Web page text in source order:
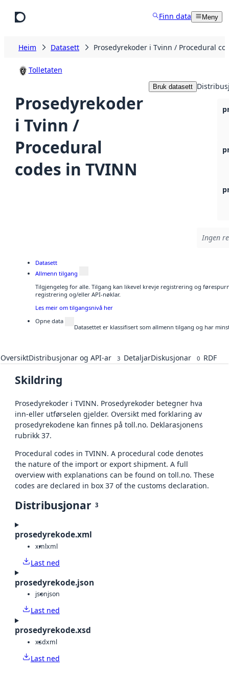
Finn data Meny
Heim Datasett Prosedyrekoder i Tvinn / Procedural
Tolletaten
Prosedyrekoder
i Tvinn /
Procedural
codes in TVINN
Bruk datasett
Ingen
Datasett
Allmenn tilgang
Tilgjengeleg for alle. Tilgang kan likevel krevje registrering og
registrering og/eller API-nøklar.
Les meir om tilgangsnivå her
Opne data
Datasettet er klassifisert som allmenn tilgang og har
OversiktDistribusjonar og API-ar 3 DetaljarDiskusjonar 0 RDF
Skildring
Prosedyrekoder i TVINN. Prosedyrekoder betegner hva
inn-eller utførselen gjelder. Oversikt med forklaring av
prosedyrekodene kan finnes på toll.no. Deklarasjonens
rubrikk 37.
Procedural codes in TVINN. A procedural code denotes
the nature of the import or export shipment. A full
overview with explanations can be found on toll.no. These
codes are declared in box 37 of the customs declaration.
Distribusjonar 3
prosedyrekode.xml
xmlxml
Last ned
prosedyrekode.json
jsonjson
Last ned
prosedyrekode.xsd
xsdxml
Last ned